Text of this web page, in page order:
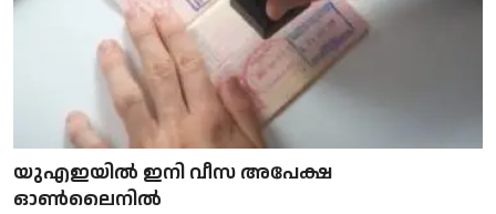
യുഎഇയിൽ ഇനി വീസ അപേക്ഷ
ഓൺലൈനിൽ